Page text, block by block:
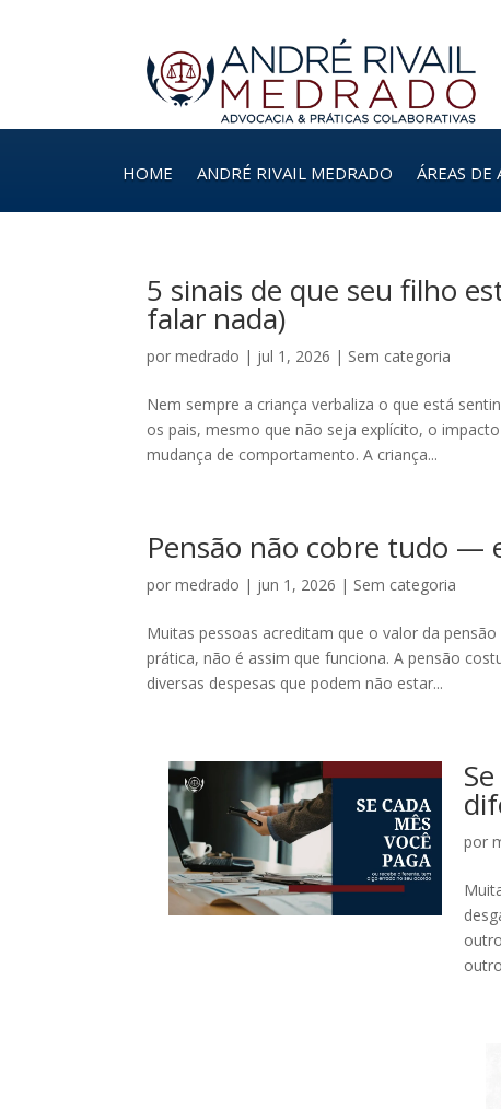
HOME ANDRÉ RIVAIL MEDRADO ÁREAS DE
5 sinais de que seu filho
falar nada)
pormedrado | jul 1, 2026 | Sem categoria
Nem sempre a criança verbaliza o que está
os pais, mesmo que não seja explícito, o
mudança de comportamento. A criança...
Pensão não cobre tudo —
pormedrado | jun 1, 2026 | Sem categoria
Muitas pessoas acreditam que o valor da
prática, não é assim que funciona. A pensão
diversas despesas que podem não estar...
por